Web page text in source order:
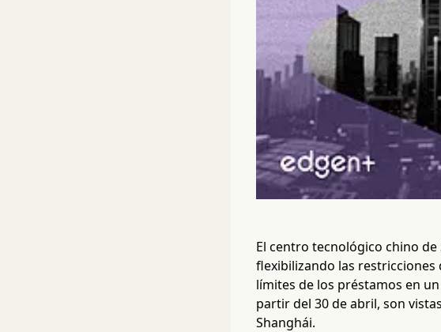
El centro tecnológico chino
flexibilizando las
límites de los préstamos en
partir del 30 de abril, son
Shanghái.